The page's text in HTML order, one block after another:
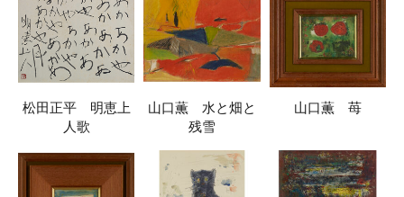
松田正平 明恵上
人歌
山口薫 水と畑と
残雪
山口薫 苺